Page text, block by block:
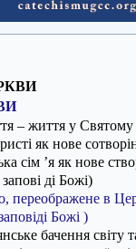
– життя у Святому
як нове
сім ’я як нове
ді Божі)
переображене в
Божі )
бачення світу